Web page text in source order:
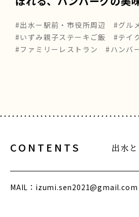
#出水ー駅前・市役所周辺 #グル
#いずみ親子ステーキご飯
#テイ
#ファミリーレストラン
#ハンバ
CONTENTS 出水
MAIL： izumi.sen2021@gmail.com